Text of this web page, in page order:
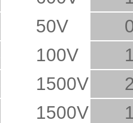
50V
100V
1500V
1500V